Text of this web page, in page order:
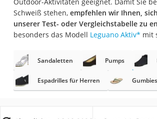
Schweiß stehen, empfehlen wir Ihnen,
unserer Test- oder Vergleichstabelle zu
besonders das Modell Leguano Aktiv* mit
Sandaletten Pumps
Espadrilles für Herren